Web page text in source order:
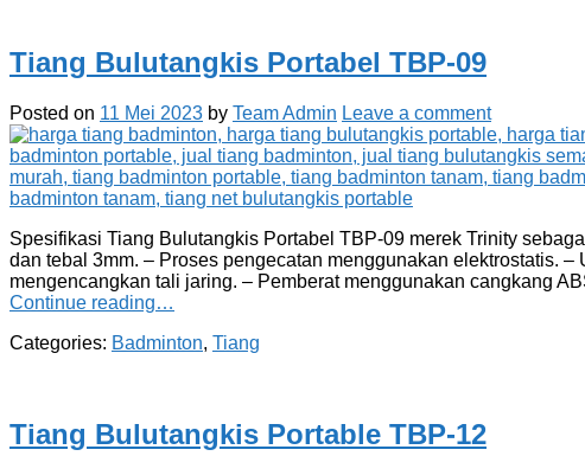
Tiang Bulutangkis Portabel TBP-09
Posted on 11 Mei 2023 by Team Admin Leave a comment
Spesifikasi Tiang Bulutangkis Portabel TBP-09 merek Trinity
dan tebal 3mm. – Proses pengecatan menggunakan elektrostatis.
mengencangkan tali jaring. – Pemberat menggunakan cangkang
Continue reading…
Categories: Badminton, Tiang
Tiang Bulutangkis Portable TBP-12